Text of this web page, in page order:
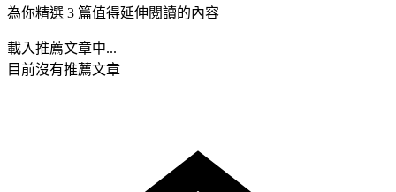
為你精選 3 篇值得延伸閱讀的內容
載入推薦文章中...
目前沒有推薦文章